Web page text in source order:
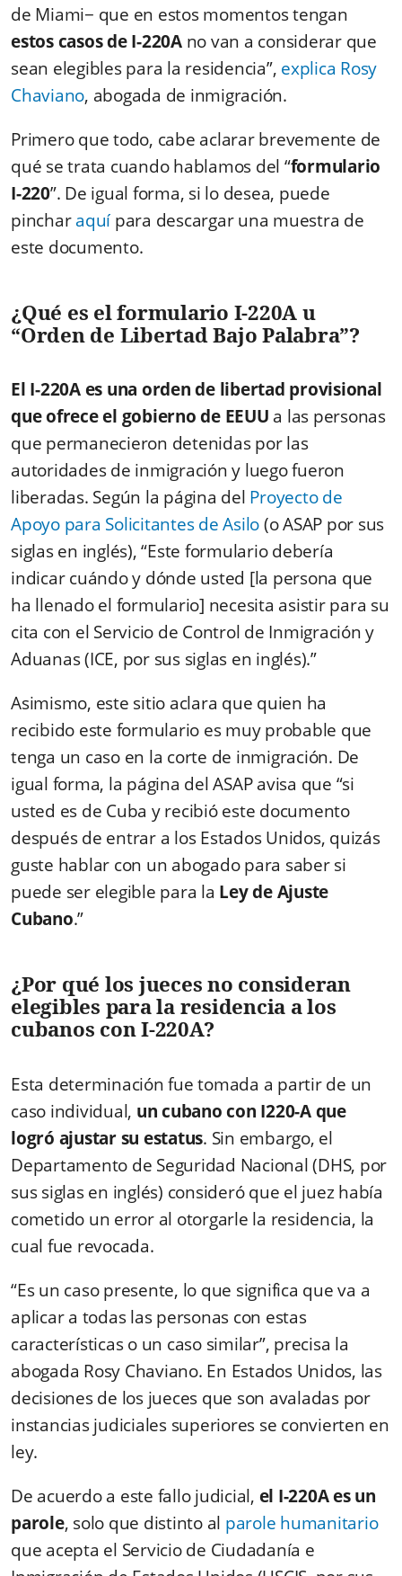
de Miami− que en estos momentos tengan
estos casos de I-220Ano van a considerar que
sean elegibles para la residencia”, explica Rosy
Chaviano, abogada de inmigración.
Primero que todo, cabe aclarar brevemente de
qué se trata cuando hablamos del “formulario
I-220”. De igual forma, si lo desea, puede
pincharaquí para descargar una muestra de
este documento.
¿Qué es el formulario I-220A u
“Orden de Libertad Bajo Palabra”?
El I-220A es una orden de libertad provisional
que ofrece el gobierno de EEUU a las personas
que permanecieron detenidas por las
autoridades de inmigración y luego fueron
liberadas. Según la página del Proyecto de
Apoyo para Solicitantes de Asilo(o ASAP por sus
siglas en inglés), “Este formulario debería
indicar cuándo y dónde usted [la persona que
ha llenado el formulario] necesita asistir para su
cita con el Servicio de Control de Inmigración y
Aduanas (ICE, por sus siglas en inglés).”
Asimismo, este sitio aclara que quien ha
recibido este formulario es muy probable que
tenga un caso en la corte de inmigración. De
igual forma, la página del ASAP avisa que “si
usted es de Cuba y recibió este documento
después de entrar a los Estados Unidos, quizás
guste hablar con un abogado para saber si
puede ser elegible para la Ley de Ajuste
Cubano.”
¿Por qué los jueces no consideran
elegibles para la residencia a los
cubanos con I-220A?
Esta determinación fue tomada a partir de un
caso individual, un cubano con I220-A que
logró ajustar su estatus. Sin embargo, el
Departamento de Seguridad Nacional (DHS, por
sus siglas en inglés) consideró que el juez había
cometido un error al otorgarle la residencia, la
cual fue revocada.
“Es un caso presente, lo que significa que va a
aplicar a todas las personas con estas
características o un caso similar”, precisa la
abogada Rosy Chaviano. En Estados Unidos, las
decisiones de los jueces que son avaladas por
instancias judiciales superiores se convierten en
ley.
De acuerdo a este fallo judicial, el I-220A es un
parole, solo que distinto al parole humanitario
que acepta el Servicio de Ciudadanía e